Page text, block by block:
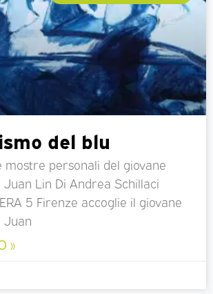
del blu
mostre personali del giovane
Lin Di Andrea Schillaci
5 Firenze accoglie il giovane
Juan
»